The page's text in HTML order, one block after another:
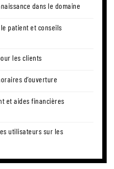
dans le domaine
patient et conseils
les clients
d’ouverture
et aides financières
utilisateurs sur les